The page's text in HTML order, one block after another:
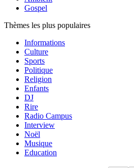
Gospel
Thèmes les plus populaires
Informations
Culture
Sports
Politique
Religion
Enfants
DJ
Rire
Radio Campus
Interview
Noël
Musique
Education